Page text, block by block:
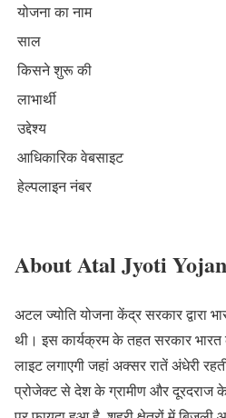
योजना का नाम
साल
किसने शुरू की
लाभार्थी
उद्देश्य
आधिकारिक वेबसाइट
हेल्पलाइन नंबर
About Atal Jyoti
अटल ज्योति योजना केंद्र सरकार द्वारा
थी। इस कार्यक्रम के तहत सरकार
लाइट लगाएगी जहां अक्सर रातें अंधेरी
प्रोजेक्ट से देश के ग्रामीण और दूरदराज